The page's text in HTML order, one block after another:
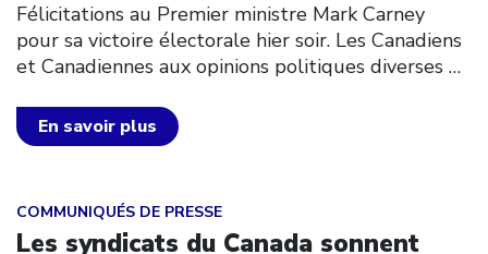
Félicitations au Premier ministre Mark Carney
pour sa victoire électorale hier soir. Les Canadiens
et Canadiennes aux opinions politiques diverses …
En savoir plus
COMMUNIQUÉS DE PRESSE
Les syndicats du Canada sonnent
Click to open the link